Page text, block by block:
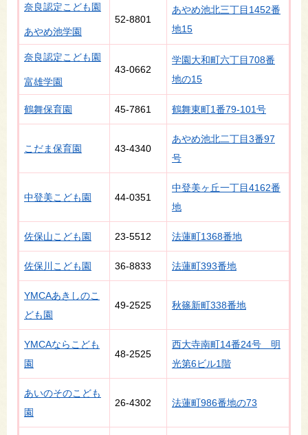
奈良認定こども園
あやめ池学園
52-8801
あやめ池北三丁目1452番
地15
奈良認定こども園
富雄学園
43-0662
学園大和町六丁目708番
地の15
鶴舞保育園 45-7861 鶴舞東町1番79-101号
こだま保育園 43-4340
あやめ池北二丁目3番97
号
中登美こども園 44-0351
中登美ヶ丘一丁目4162番
地
佐保山こども園 23-5512 法蓮町1368番地
佐保川こども園 36-8833 法蓮町393番地
YMCAあきしのこ
ども園
49-2525 秋篠新町338番地
YMCAならこども
園
48‐2525
西大寺南町14番24号 明
光第6ビル1階
あいのそのこども
園
26-4302 法蓮町986番地の73